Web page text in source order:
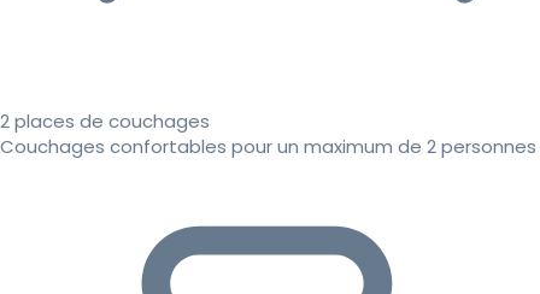
2 places de couchages
Couchages confortables pour un maximum de 2 personnes